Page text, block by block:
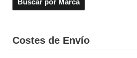
Costes de Envío